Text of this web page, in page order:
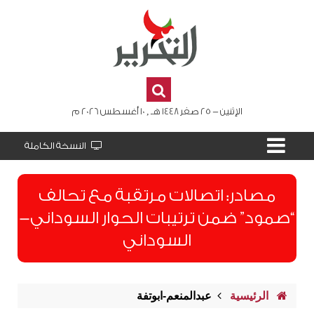
الإثنين - 25 صفر 1448 هـ , 10 أغسطس 2026 م
النسخة الكاملة
مصادر: اتصالات مرتقبة مع تحالف
“صمود” ضمن ترتيبات الحوار السوداني-
السوداني
الرئيسية عبدالمنعم-ابوتفة